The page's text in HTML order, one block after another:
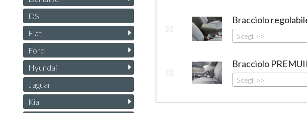
Bracciolo
Scegli >>
Bracciolo
Scegli >>
DS
Fiat
Ford
Hyundai
Jaguar
Kia